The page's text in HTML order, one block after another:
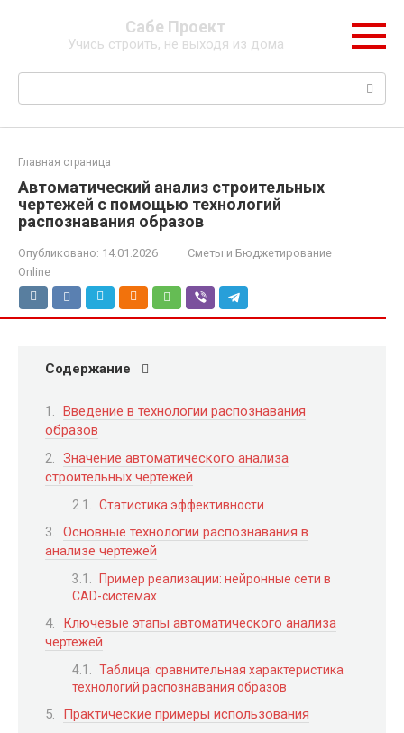
Сабе Проект
Учись строить, не выходя из дома
Поиск:
Главная страница
Автоматический анализ строительных
чертежей с помощью технологий
распознавания образов
Опубликовано: 14.01.2026
Сметы и Бюджетирование
Online
Содержание
Введение в технологии распознавания
образов
Значение автоматического анализа
строительных чертежей
Статистика эффективности
Основные технологии распознавания в
анализе чертежей
Пример реализации: нейронные сети в
CAD-системах
Ключевые этапы автоматического анализа
чертежей
Таблица: сравнительная характеристика
технологий распознавания образов
Практические примеры использования